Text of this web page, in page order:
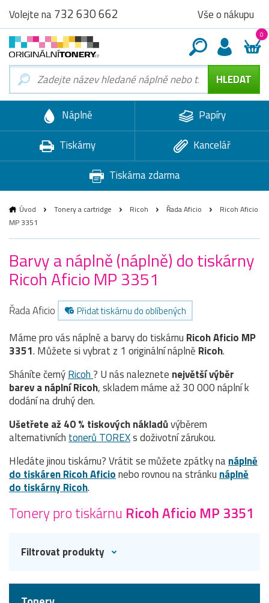
Volejte na732 630 662 Vše o nákupu
0
Náplně
Papíry
Tiskárny
Kancelář
Tiskárna zdarma
Úvod Tonery a cartridge Ricoh Řada Aficio
Ricoh Aficio
MP 3351
Barvy a náplně (náplně) do tiskárny
Ricoh Aficio MP 3351
Řada Aficio Přidat tiskárnu do oblíbených
Máme pro vás náplně a barvy do tiskárnu Ricoh Aficio MP
3351. Můžete si vybrat z 1 originální náplně Ricoh.
Sháníte černýRicoh ? U nás naleznete největší výběr
barev a náplní Ricoh, skladem máme až 30 000 náplní k
dodání na druhý den.
Ušetřete až 40 % tiskových nákladůvýběrem
alternativních tonerů TOREXs doživotní zárukou.
Hledáte jinou tiskárnu? Vrátit se můžete zpátky nanáplně
do tiskáren Ricoh Aficionebo rovnou na stránku náplně
do tiskárny Ricoh.
Tonery pro tiskárnu Ricoh Aficio MP 3351
Filtrovat produkty